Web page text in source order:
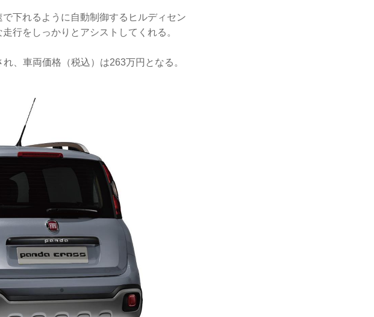
下れるように自動制御するヒルディセン
行をしっかりとアシストしてくれる。
、車両価格（税込）は263万円となる。